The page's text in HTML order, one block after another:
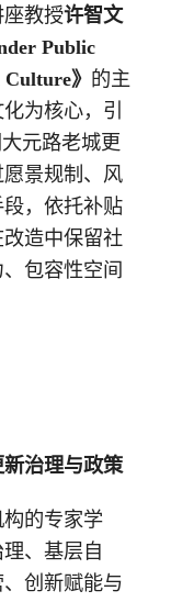
教授许智文
Public
》 的主
为核心，引
元路老城更
景规制、风
，依托补贴
造中保留社
包容性空间
治理与政策
的专家学
、基层自
创新赋能与